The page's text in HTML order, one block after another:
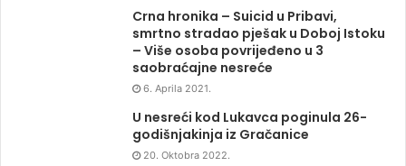
Crna hronika – Suicid u Pribavi,
smrtno stradao pješak u Doboj Istoku
– Više osoba povrijeđeno u 3
saobraćajne nesreće
6. Aprila 2021.
U nesreći kod Lukavca poginula 26-
godišnjakinja iz Gračanice
20. Oktobra 2022.